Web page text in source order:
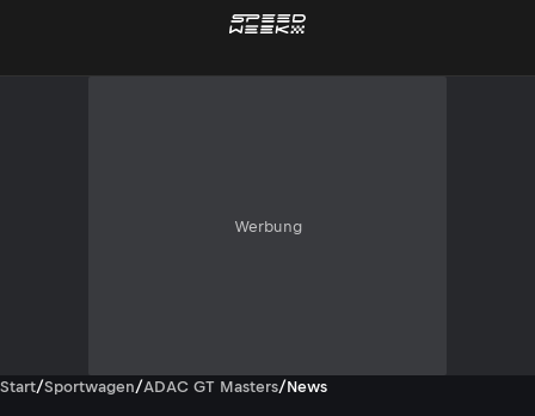
Werbung
Start/Sportwagen/ADAC GT Masters/News